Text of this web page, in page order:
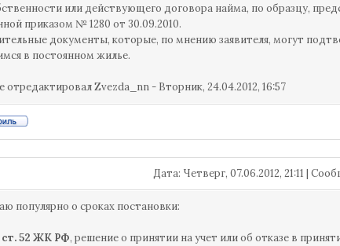
или действующего договора найма, по образцу,
приказом № 1280 от 30.09.2010.
документы, которые, по мнению заявителя, могут
в постоянном жилье.
отредактировалZvezda_nn - Вторник, 24.04.2012, 16:57
Дата: Четверг, 07.06.2012, 21:11 |
популярно о сроках постановки:
52 ЖК РФ, решение о принятии на учет или об отказе в